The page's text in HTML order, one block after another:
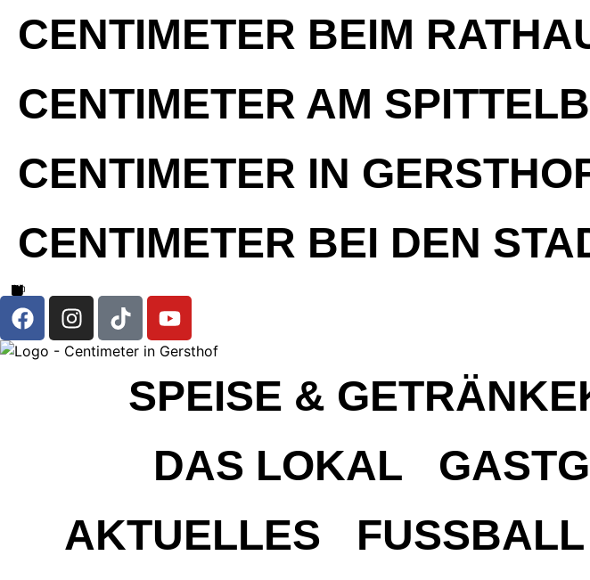
CENTIMETER BEIM
CENTIMETER AM
CENTIMETER IN
CENTIMETER BEI DEN
SPEISE &
DAS LOKAL
AKTUELLES
FUSSBALL